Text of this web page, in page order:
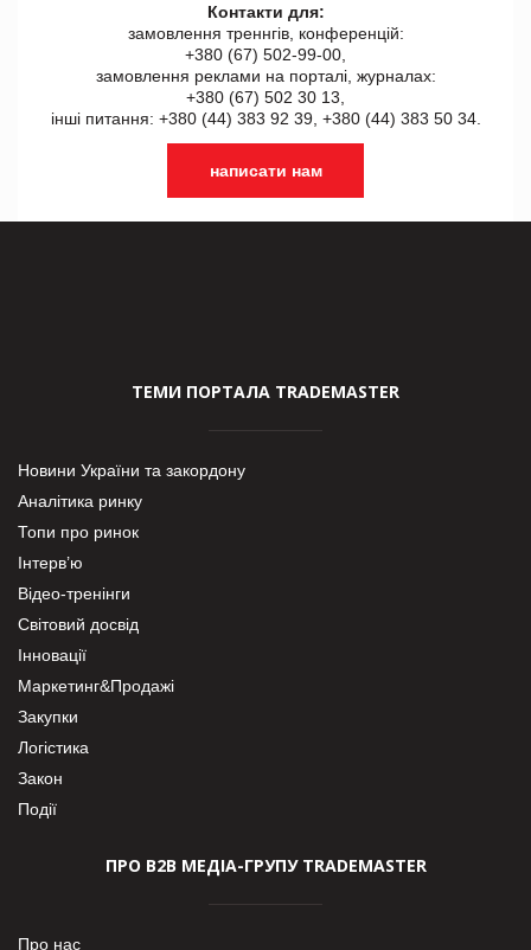
Контакти для:
замовлення треннгів, конференцій:
+380 (67) 502-99-00,
замовлення реклами на порталі, журналах:
+380 (67) 502 30 13,
інші питання: +380 (44) 383 92 39, +380 (44) 383 50 34.
написати нам
ТЕМИ ПОРТАЛА TRADEMASTER
Новини України та закордону
Аналітика ринку
Топи про ринок
Інтерв’ю
Відео-тренінги
Світовий досвід
Інновації
Маркетинг&Продажі
Закупки
Логістика
Закон
Події
ПРО В2В МЕДІА-ГРУПУ TRADEMASTER
Про нас